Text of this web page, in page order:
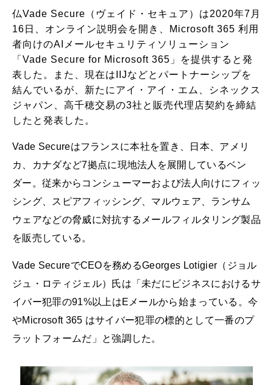
仏Vade Secure（ヴェイド・セキュア）は2020年7月
16日、オンライン説明会を開き、Microsoft 365 利用
者向けのAIメールセキュリティソリューション
「Vade Secure for Microsoft 365」を提供すると発
表した。また、現在はIIJなどとパートナーシップを
結んでいるが、新たにアイ・アイ・エム、シネックス
ジャパン、高千穂交易の3社と販売代理店契約を締結
したと発表した。
Vade Secureはフランスに本社を置き、日本、アメリ
カ、カナダなど7拠点に現地法人を展開しているベン
ダー。従来からコンシューマーおよび法人向けにフィッ
シング、スピアフィッシング、マルウェア、ランサム
ウェアなどの脅威に対抗するメールフィルタリング製品
を販売している。
Vade SecureでCEOを務めるGeorges Lotigier（ジョル
ジュ・ロティジェル）氏は「未だにビジネスにおけるサ
イバー犯罪の91%以上はEメールから始まっている。今
やMicrosoft 365 はサイバー犯罪の標的として一番のプ
ラットフォームだ」と強調した。